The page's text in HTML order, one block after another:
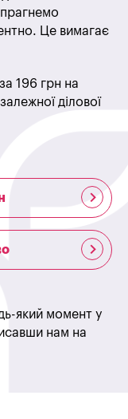
Це вимагає
196 грн на
ділової
який момент у
нам на